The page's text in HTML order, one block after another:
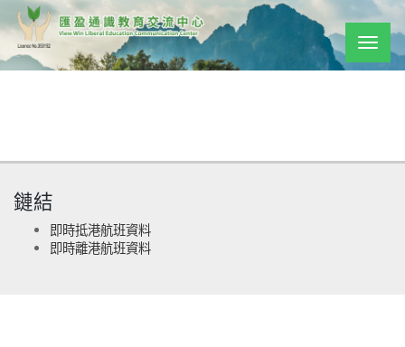
鏈結
即時抵港航班資料
即時離港航班資料